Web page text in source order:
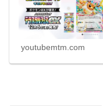
youtubemtm.com